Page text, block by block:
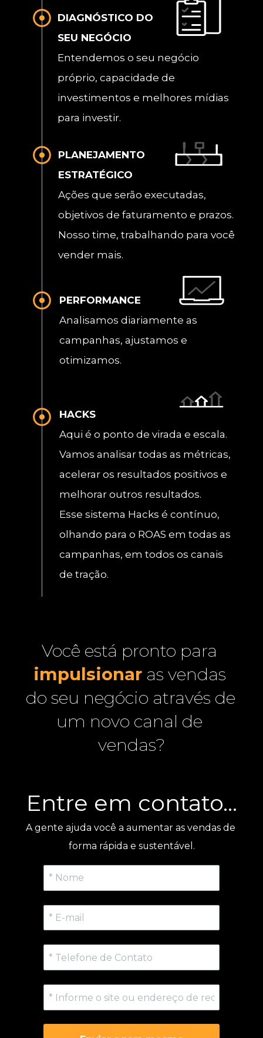
DIAGNÓSTICO DO
SEU NEGÓCIO
Entendemos o seu negócio
próprio, capacidade de
investimentos e melhores mídias
para investir.
PLANEJAMENTO
ESTRATÉGICO
Ações que serão executadas,
objetivos de faturamento e prazos.
Nosso time, trabalhando para você
vender mais.
PERFORMANCE
Analisamos diariamente as
campanhas, ajustamos e
otimizamos.
HACKS
Aqui é o ponto de virada e escala.
Vamos analisar todas as métricas,
acelerar os resultados positivos e
melhorar outros resultados.
Esse sistema Hacks é contínuo,
olhando para o ROAS em todas as
campanhas, em todos os canais
de tração.
impulsionar as vendas
do seu negócio através de
um novo canal de
vendas?
Entre em contato...
A gente ajuda você a aumentar as vendas de
forma rápida e sustentável.